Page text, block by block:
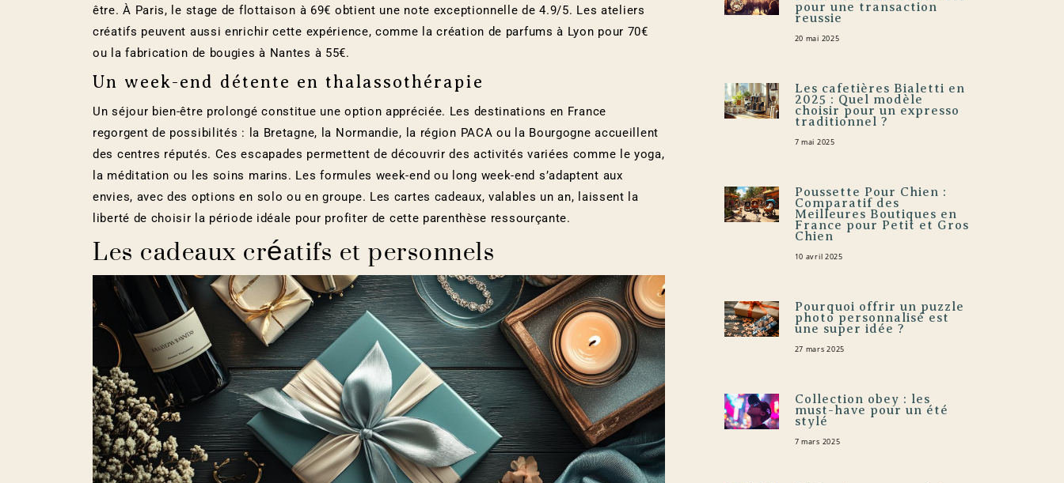
être. À Paris, le stage de flottaison à 69€ obtient une note exceptionnelle de 4.9/5. Les ateliers
créatifs peuvent aussi enrichir cette expérience, comme la création de parfums à Lyon pour 70€
ou la fabrication de bougies à Nantes à 55€.
Un week-end détente en thalassothérapie
Un séjour bien-être prolongé constitue une option appréciée. Les destinations en France
regorgent de possibilités : la Bretagne, la Normandie, la région PACA ou la Bourgogne accueillent
des centres réputés. Ces escapades permettent de découvrir des activités variées comme le yoga,
la méditation ou les soins marins. Les formules week-end ou long week-end s’adaptent aux
envies, avec des options en solo ou en groupe. Les cartes cadeaux, valables un an, laissent la
liberté de choisir la période idéale pour profiter de cette parenthèse ressourçante.
Les cadeaux créatifs et personnels
pour une transaction
reussie
20 mai 2025
Les cafetières Bialetti en
2025 : Quel modèle
choisir pour un expresso
traditionnel ?
7 mai 2025
Poussette Pour Chien :
Comparatif des
Meilleures Boutiques en
France pour Petit et Gros
Chien
10 avril 2025
Pourquoi offrir un puzzle
photo personnalisé est
une super idée ?
27 mars 2025
Collection obey : les
must-have pour un été
stylé
7 mars 2025